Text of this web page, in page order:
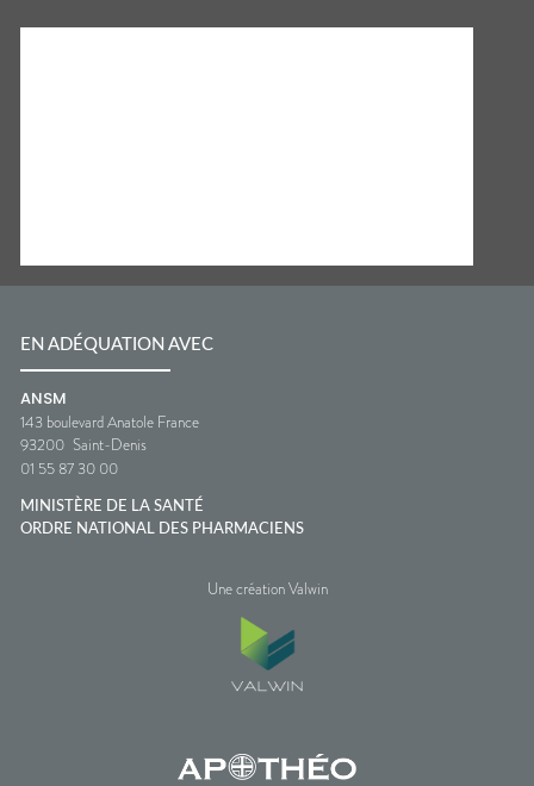
EN ADÉQUATION AVEC
ANSM
143 boulevard Anatole France
93200 Saint-Denis
01 55 87 30 00
MINISTÈRE DE LA SANTÉ
ORDRE NATIONAL DES PHARMACIENS
Une création Valwin